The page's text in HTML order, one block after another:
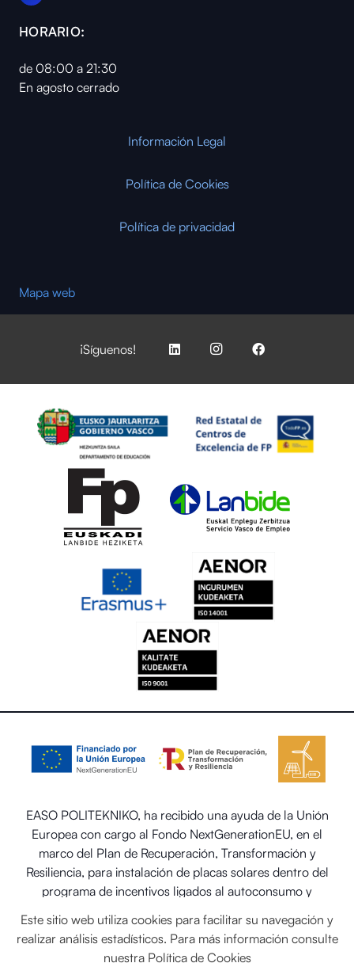
HORARIO:
de 08:00 a 21:30
En agosto cerrado
Información Legal
Política de Cookies
Política de privacidad
Mapa web
¡Síguenos!
EASO POLITEKNIKO, ha recibido una ayuda de la Unión
Europea con cargo al Fondo NextGenerationEU, en el
marco del Plan de Recuperación, Transformación y
Resiliencia, para instalación de placas solares dentro del
programa de incentivos ligados al autoconsumo y
como la implantación de sistemas térmicos renovables en
el sector residencial del Ministerio para la Transición
Este sitio web utiliza cookies para facilitar su navegación y
realizar análisis estadísticos. Para más información consulte
nuestra Política de Cookies